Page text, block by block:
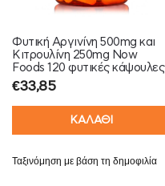
Φυτική Αργινίνη 500mg και
Κιτρουλίνη 250mg Now
Foods 120 φυτικές κάψουλες
€33,85
ΚΑΛΑΘΙ